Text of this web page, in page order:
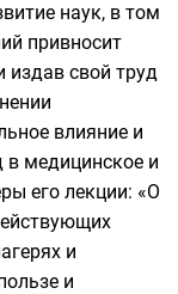
наук, в том
привносит
издав свой труд
влияние и
медицинское и
его лекции: «О
и
и